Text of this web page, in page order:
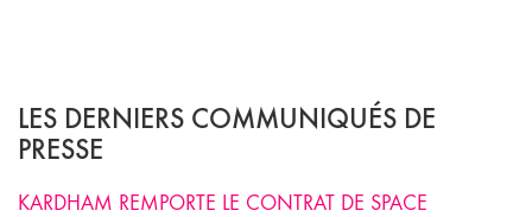
LES DERNIERS COMMUNIQUÉS DE
PRESSE
KARDHAM REMPORTE LE CONTRAT DE SPACE